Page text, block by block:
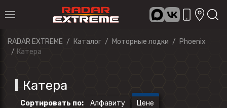
RADAR EXTREME Каталог Моторные лодки
Phoenix
Катера
Катера
Сортировать по: Алфавиту
Цене